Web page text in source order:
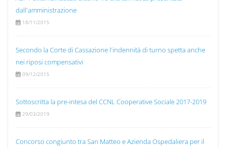
dall'amministrazione
18/11/2015
Secondo la Corte di Cassazione l'indennità di turno spetta anche
nei riposi compensativi
09/12/2015
Sottoscritta la pre-intesa del CCNL Cooperative Sociale 2017-2019
29/03/2019
Concorso congiunto tra San Matteo e Azienda Ospedaliera per il